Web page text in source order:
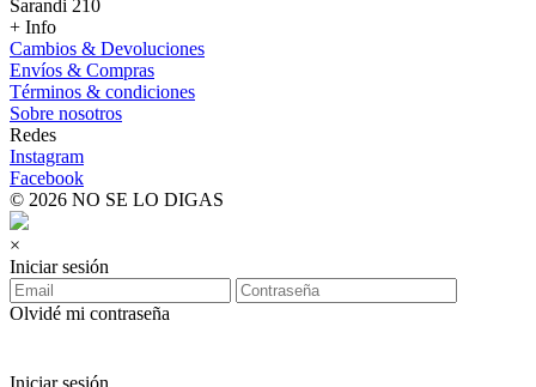
Sarandi 210
+ Info
Cambios & Devoluciones
Envíos & Compras
Términos & condiciones
Sobre nosotros
Redes
Instagram
Facebook
© 2026 NO SE LO DIGAS
×
Iniciar sesión
Olvidé mi contraseña
Iniciar sesión